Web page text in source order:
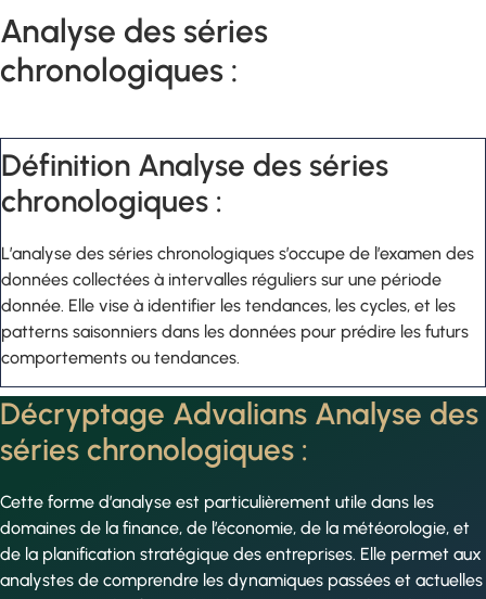
Analyse des séries
chronologiques :
Définition Analyse des séries
chronologiques :
L’analyse des séries chronologiques s’occupe de l’examen des
données collectées à intervalles réguliers sur une période
donnée. Elle vise à identifier les tendances, les cycles, et les
patterns saisonniers dans les données pour prédire les futurs
comportements ou tendances.
Décryptage Advalians Analyse des
séries chronologiques :
Cette forme d’analyse est particulièrement utile dans les
domaines de la finance, de l’économie, de la météorologie, et
de la planification stratégique des entreprises. Elle permet aux
analystes de comprendre les dynamiques passées et actuelles